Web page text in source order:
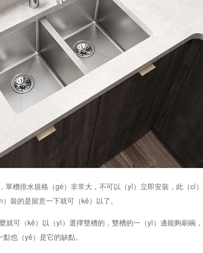
槽排水規格（gé）非常大，不可以（yǐ）立即安裝，此（cǐ
裝的是留意一下就可（kě）以了。
可（kě）以（yǐ）選擇雙槽的，雙槽的一（yī）邊能夠刷碗
也（yě）是它的缺點。